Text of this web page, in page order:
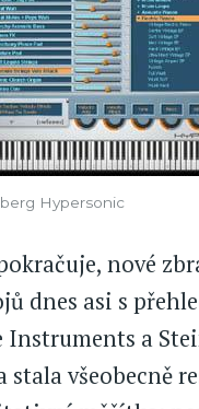
Hypersonic
nové
dnes asi s
Instruments a
stala všeobecně